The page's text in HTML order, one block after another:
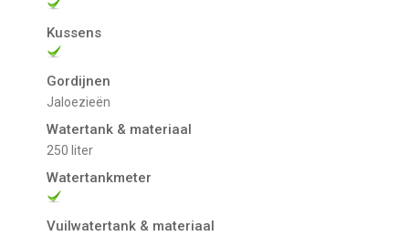
Kussens
Gordijnen
jaloezieën
Watertank & materiaal
250 liter
Watertankmeter
Vuilwatertank & materiaal